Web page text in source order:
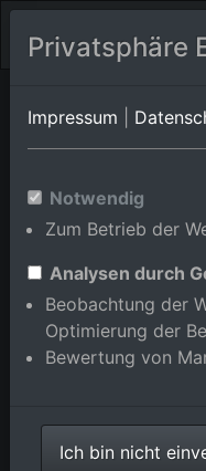
Orts-Album
Im Shop bestellen
Privatsphäre
Impressum
Notwendig
Zum Betrieb der
Analysen durch
Beobachtung der
Optimierung der
Bewertung von
Ich bin nicht